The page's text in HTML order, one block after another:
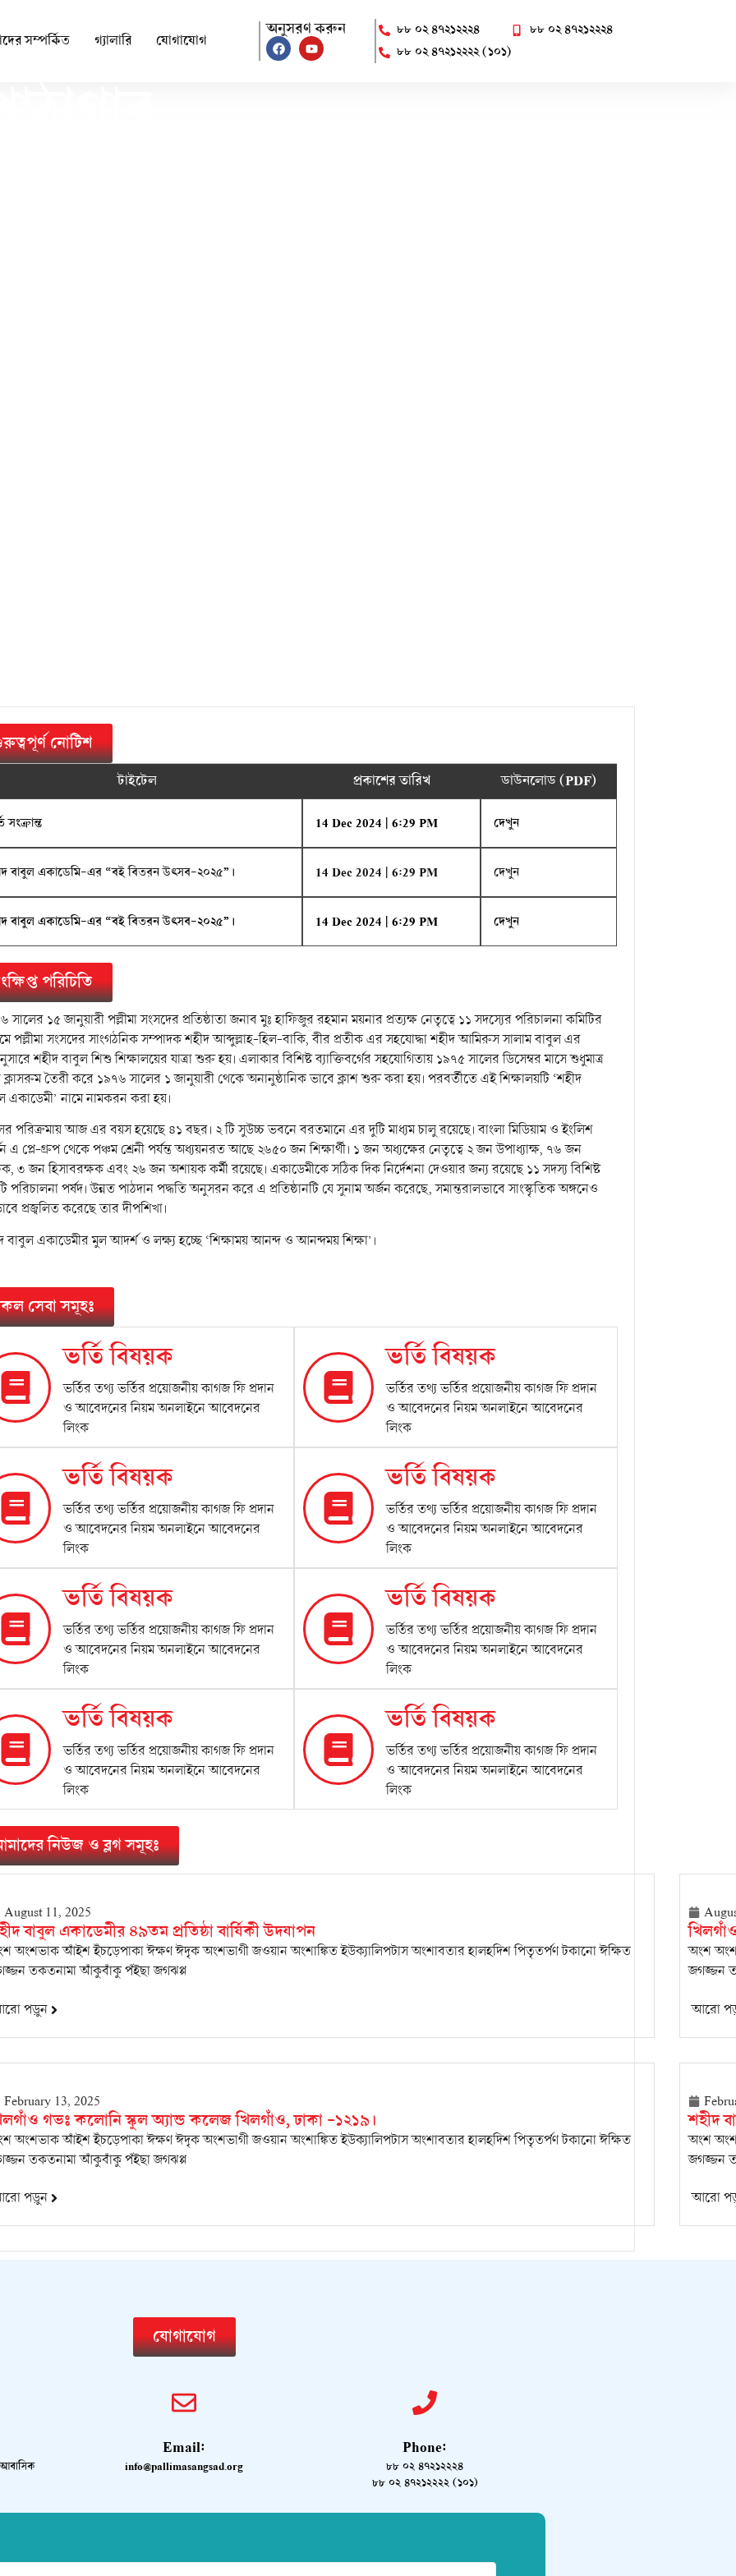
সম্পর্কিত গ্যালারি যোগাযোগ
অনুসরণ করুন
৮৮ ০২ ৪৭২১২২২৪
৮৮ ০২ ৪৭২১২২২২ (১০১)
৮৮ ০২ ৪৭২১২২২৪
নোটিশ
টাইটেল প্রকাশের তারিখ ডাউনলোড (PDF)
সংক্রান্ত 14 Dec 2024 | 6:29 PM দেখুন
বাবুল একাডেমি-এর “বই বিতরন উৎসব-২০২৫”। 14 Dec 2024 | 6:29 PM দেখুন
বাবুল একাডেমি-এর “বই বিতরন উৎসব-২০২৫”। 14 Dec 2024 | 6:29 PM দেখুন
পরিচিতি
সালের ১৫ জানুয়ারী পল্লীমা সংসদের প্রতিষ্ঠাতা জনাব মুঃ হাফিজুর রহমান ময়নার প্রত্যক্ষ নেতৃত্বে ১১ সদস্যের পরিচালনা কমিটির
পল্লীমা সংসদের সাংগঠনিক সম্পাদক শহীদ আব্দুল্লাহ-হিল-বাকি, বীর প্রতীক এর সহযোদ্ধা শহীদ আমিরুস সালাম বাবুল এর
শহীদ বাবুল শিশু শিক্ষালয়ের যাত্রা শুরু হয়। এলাকার বিশিষ্ট ব্যাক্তিবর্গের সহযোগিতায় ১৯৭৫ সালের ডিসেম্বর মাসে শুধুমাত্র
ক্লাসরুম তৈরী করে ১৯৭৬ সালের ১ জানুয়ারী থেকে অনানুষ্ঠানিক ভাবে ক্লাশ শুরু করা হয়। পরবর্তীতে এই শিক্ষালয়টি ‘শহীদ
একাডেমী’ নামে নামকরন করা হয়।
পরিক্রমায় আজ এর বয়স হয়েছে ৪১ বছর। ২ টি সুউচ্চ ভবনে বরতমানে এর দুটি মাধ্যম চালু রয়েছে। বাংলা মিডিয়াম ও ইংলিশ
এ প্লে-গ্রুপ থেকে পঞ্চম শ্রেনী পর্যন্ত অধ্যয়নরত আছে ২৬৫০ জন শিক্ষার্থী। ১ জন অধ্যক্ষের নেতৃত্বে ২ জন উপাধ্যাক্ষ, ৭৬ জন
৩ জন হিসাবরক্ষক এবং ২৬ জন অশায়ক কর্মী রয়েছে। একাডেমীকে সঠিক দিক নির্দেশনা দেওয়ার জন্য রয়েছে ১১ সদস্য বিশিষ্ট
পরিচালনা পর্ষদ। উন্নত পাঠদান পদ্ধতি অনুসরন করে এ প্রতিষ্ঠানটি যে সুনাম অর্জন করেছে, সমান্তরালভাবে সাংস্কৃতিক অঙ্গনেও
প্রজ্বলিত করেছে তার দীপশিখা।
বাবুল একাডেমীর মুল আদর্শ ও লক্ষ্য হচ্ছে ‘শিক্ষাময় আনন্দ ও আনন্দময় শিক্ষা’।
সেবা সমূহঃ
ভর্তি বিষয়ক
ভর্তির তথ্য ভর্তির প্রয়োজনীয় কাগজ ফি প্রদান
ও আবেদনের নিয়ম অনলাইনে আবেদনের
লিংক
ভর্তি বিষয়ক
ভর্তির তথ্য ভর্তির প্রয়োজনীয় কাগজ ফি প্রদান
ও আবেদনের নিয়ম অনলাইনে আবেদনের
লিংক
ভর্তি বিষয়ক
ভর্তির তথ্য ভর্তির প্রয়োজনীয় কাগজ ফি প্রদান
ও আবেদনের নিয়ম অনলাইনে আবেদনের
লিংক
ভর্তি বিষয়ক
ভর্তির তথ্য ভর্তির প্রয়োজনীয় কাগজ ফি প্রদান
ও আবেদনের নিয়ম অনলাইনে আবেদনের
লিংক
ভর্তি বিষয়ক
ভর্তির তথ্য ভর্তির প্রয়োজনীয় কাগজ ফি প্রদান
ও আবেদনের নিয়ম অনলাইনে আবেদনের
লিংক
ভর্তি বিষয়ক
ভর্তির তথ্য ভর্তির প্রয়োজনীয় কাগজ ফি প্রদান
ও আবেদনের নিয়ম অনলাইনে আবেদনের
লিংক
ভর্তি বিষয়ক
ভর্তির তথ্য ভর্তির প্রয়োজনীয় কাগজ ফি প্রদান
ও আবেদনের নিয়ম অনলাইনে আবেদনের
লিংক
ভর্তি বিষয়ক
ভর্তির তথ্য ভর্তির প্রয়োজনীয় কাগজ ফি প্রদান
ও আবেদনের নিয়ম অনলাইনে আবেদনের
লিংক
নিউজ ও ব্লগ সমূহঃ
August 11, 2025
বাবুল একাডেমীর ৪৯তম প্রতিষ্ঠা বার্ষিকী উদযাপন
অংশভাক আঁইশ ইঁচড়েপাকা ঈক্ষণ ঈদৃক অংশভাগী জওয়ান অংশাঙ্কিত ইউক্যালিপটাস অংশাবতার হালহদিশ পিতৃতর্পণ টকানো ঈক্ষিত
তকতনামা আঁকুবাঁকু পঁইছা জগঝপ্প
পড়ুন
অংশ
জগজ্জন
আরো
February 13, 2025
গভঃ কলোনি স্কুল অ্যান্ড কলেজ খিলগাঁও, ঢাকা -১২১৯।
অংশভাক আঁইশ ইঁচড়েপাকা ঈক্ষণ ঈদৃক অংশভাগী জওয়ান অংশাঙ্কিত ইউক্যালিপটাস অংশাবতার হালহদিশ পিতৃতর্পণ টকানো ঈক্ষিত
তকতনামা আঁকুবাঁকু পঁইছা জগঝপ্প
পড়ুন
শহীদ
অংশ
জগজ্জন
আরো
যোগাযোগ
Email:
info@pallimasangsad.org
Phone:
৮৮ ০২ ৪৭২১২২২৪
৮৮ ০২ ৪৭২১২২২২ (১০১)